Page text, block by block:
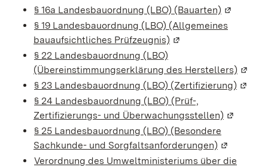
§ 16a Landesbauordnung (LBO) (Bauarten) (Wird in
§ 19 Landesbauordnung (LBO) (Allgemeines
bauaufsichtliches Prüfzeugnis) (Wird in einem
§ 22 Landesbauordnung (LBO)
(Übereinstimmungserklärung des Herstellers) (Wird
§ 23 Landesbauordnung (LBO) (Zertifizierung) (Wird
§ 24 Landesbauordnung (LBO) (Prüf-,
Zertifizierungs- und Überwachungsstellen) (Wird in
§ 25 Landesbauordnung (LBO) (Besondere
Sachkunde- und Sorgfaltsanforderungen) (Wird in
Verordnung des Umweltministeriums über die